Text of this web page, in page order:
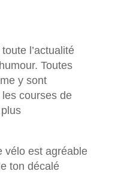
l’actualité
Toutes
y sont
courses de
vélo est agréable
ton décalé